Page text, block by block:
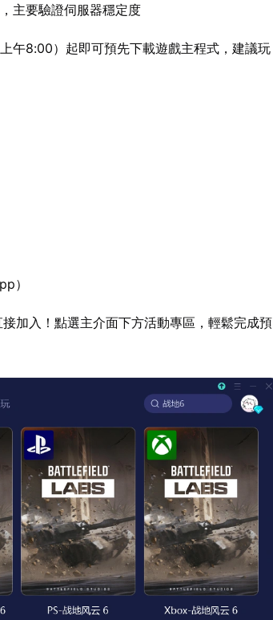
主要驗證伺服器穩定度
午8:00）起即可預先下載遊戲主程式，建議玩
）
接加入！點選主介面下方活動專區，輕鬆完成預